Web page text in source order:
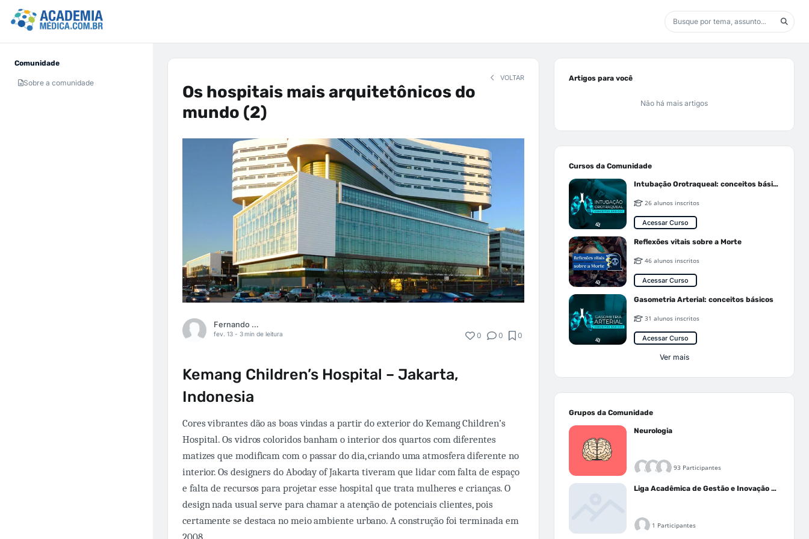
Comunidade
Sobre a comunidade
VOLTAR
Os hospitais mais arquitetônicos do
mundo (2)
Fernando Carbonieri
fev. 13 - 3 min de leitura 0 0 0
Kemang Children’s Hospital – Jakarta,
Indonesia
Cores vibrantes dão as boas vindas a partir do exterior do Kemang Children’s
Hospital. Os vidros coloridos banham o interior dos quartos com diferentes
matizes que modificam com o passar do dia, criando uma atmosfera diferente no
interior. Os designers do Aboday of Jakarta tiveram que lidar com falta de espaço
e falta de recursos para projetar esse hospital que trata mulheres e crianças. O
design nada usual serve para chamar a atenção de potenciais clientes, pois
certamente se destaca no meio ambiente urbano. A construção foi terminada em
Artigos para você
Não há mais artigos
Cursos da Comunidade
Intubação Orotraqueal: conceitos básicos
26 alunos inscritos
Acessar Curso
Reflexões vitais sobre a Morte
46 alunos inscritos
Acessar Curso
Gasometria Arterial: conceitos básicos
31 alunos inscritos
Acessar Curso
Ver mais
Grupos da Comunidade
Neurologia
93 Participantes
Liga Acadêmica de Gestão e Inovação Médica - LAGIM
1 Participantes